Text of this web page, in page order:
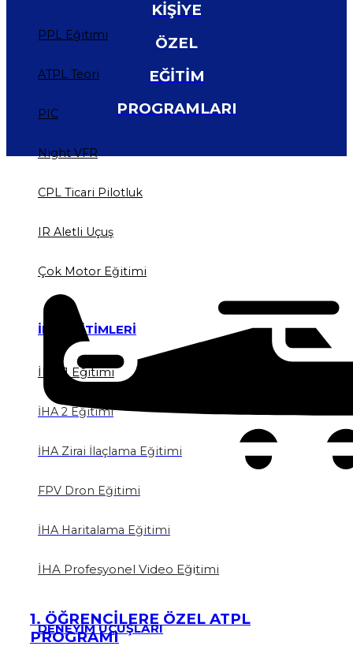
PPL Eğitimi
ATPL Teori
PIC
Night VFR
CPL Ticari Pilotluk
IR Aletli Uçuş
Çok Motor Eğitimi
İHA EĞİTİMLERİ
İHA 1 Eğitimi
İHA 2 Eğitimi
İHA Zirai İlaçlama Eğitimi
FPV Dron Eğitimi
İHA Haritalama Eğitimi
İHA Profesyonel Video Eğitimi
DENEYİM UÇUŞLARI
KİŞİYE
ÖZEL
EĞİTİM
PROGRAMLARI
1. ÖĞRENCİLERE ÖZEL ATPL
PROGRAMI